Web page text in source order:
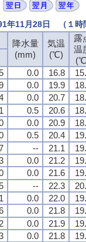
年11月28日 （１時
降水量
(mm)
気温
(℃)
露
温
0.0 16.8
0.0 19.9
0.0 20.7
0.5 20.6
0.0 20.9
0.5 20.4
-- 21.1
0.0 21.2
0.0 21.6
-- 22.3
0.0 22.0
0.0 21.8
0.0 21.9
0.0 21.8